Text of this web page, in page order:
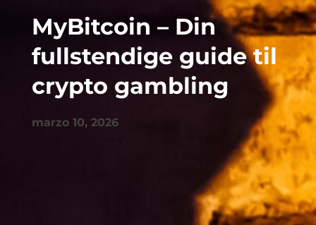
MyBitcoin – Din
fullstendige guide til
crypto gambling
marzo 10, 2026